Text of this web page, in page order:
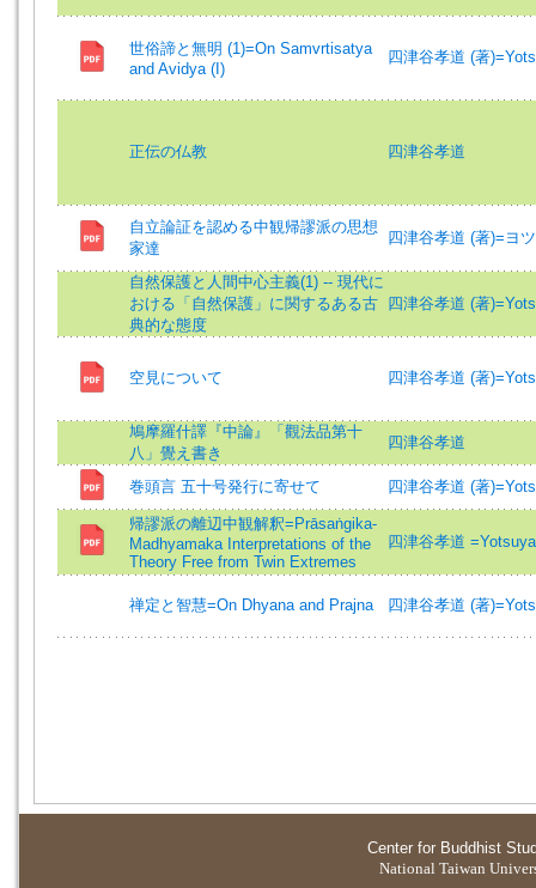
世俗諦と無明 (1)=On Samvrtisatya
and Avidya (I)
四津谷孝道 (著
正伝の仏教 四津谷孝道
自立論証を認める中観帰謬派の思想
家達
四津谷孝道 (著)=ヨ
自然保護と人間中心主義(1) -- 現代に
おける「自然保護」に関するある古
典的な態度
四津谷孝道 (著
空見について 四津谷孝道 (著
鳩摩羅什譯『中論』「觀法品第十
八」覺え書き
四津谷孝道
巻頭言 五十号発行に寄せて 四津谷孝道 (著
帰謬派の離辺中観解釈=Prāsaṅgika-
Madhyamaka Interpretations of the
Theory Free from Twin Extremes
四津谷孝道
禅定と智慧=On Dhyana and Prajna 四津谷孝道 (著
Center for Buddhist
National Taiwan